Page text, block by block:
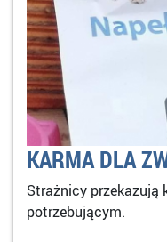
KARMA DLA
Strażnicy przekazują
potrzebującym.